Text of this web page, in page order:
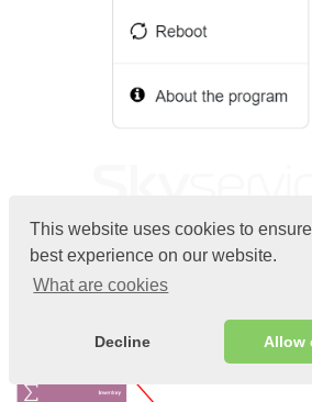
This website uses cookies to
best experience on our website.
What are cookies
Decline Allow
Στο παράθυρο που ανοίγει Δημιουργία
στην επιλογή Νέα άφιξη